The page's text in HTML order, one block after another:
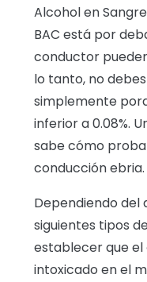
Alcohol en
BAC está por
conductor
lo tanto, no
simplemente
inferior a 0.08%.
sabe cómo
conducción ebria.
Dependiendo del
siguientes tipos
establecer que
intoxicado en el